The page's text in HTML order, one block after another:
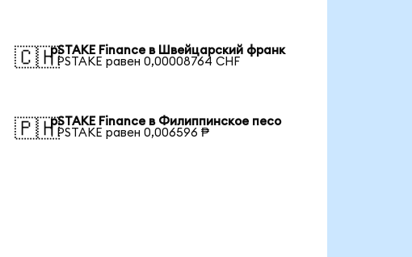
🇨🇭pSTAKE Finance в Швейцарский франк
1 PSTAKE равен 0,00008764 CHF
🇵🇭pSTAKE Finance в Филиппинское песо
1 PSTAKE равен 0,006596 ₱